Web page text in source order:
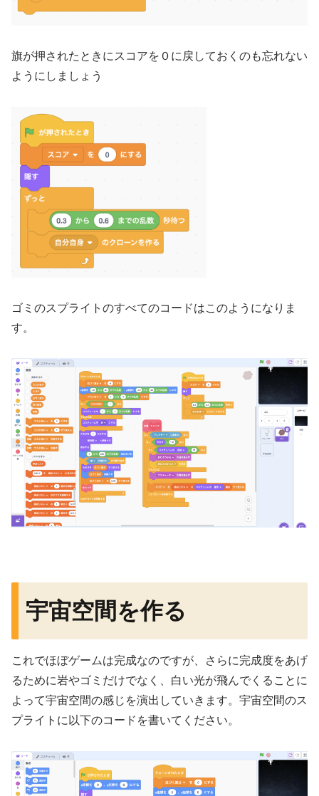
旗が押されたときにスコアを０に戻しておくのも忘れない
ようにしましょう
ゴミのスプライトのすべてのコードはこのようになりま
す。
宇宙空間を作る
これでほぼゲームは完成なのですが、さらに完成度をあげ
るために岩やゴミだけでなく、白い光が飛んでくることに
よって宇宙空間の感じを演出していきます。宇宙空間のス
プライトに以下のコードを書いてください。